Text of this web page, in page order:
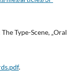
Type-Scene, „Oral
.